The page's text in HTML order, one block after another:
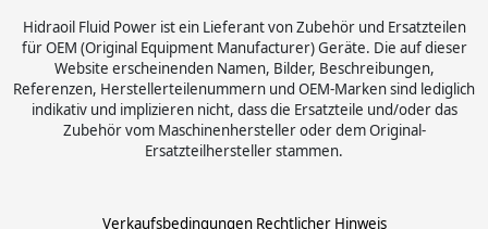
Hidraoil Fluid Power ist ein Lieferant von Zubehör und Ersatzteilen
für OEM (Original Equipment Manufacturer) Geräte. Die auf dieser
Website erscheinenden Namen, Bilder, Beschreibungen,
Referenzen, Herstellerteilenummern und OEM-Marken sind lediglich
indikativ und implizieren nicht, dass die Ersatzteile und/oder das
Zubehör vom Maschinenhersteller oder dem Original-
Ersatzteilhersteller stammen.
Verkaufsbedingungen Rechtlicher Hinweis